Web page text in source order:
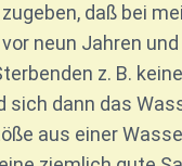
daß bei
neun Jahren
z. B.
sich dann das
aus einer